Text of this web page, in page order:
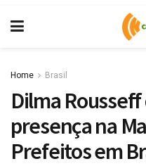
Home Brasil
Dilma
presença na
Prefeitos em